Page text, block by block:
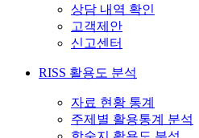
상담 내역 확인
고객제안
신고센터
RISS 활용도 분석
자료 현황 통계
주제별 활용통계 분석